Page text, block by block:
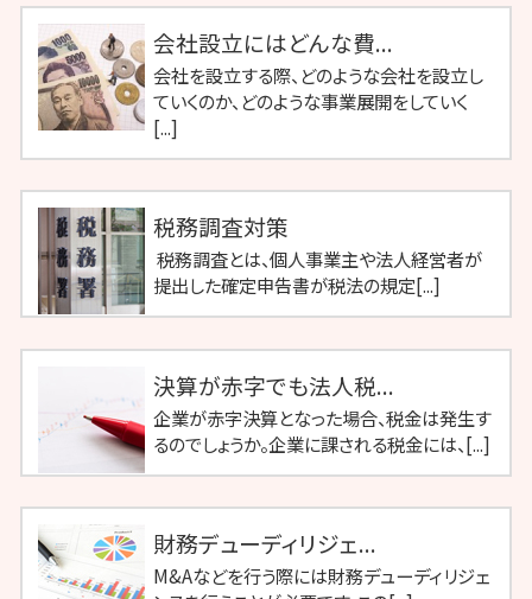
会社設立にはどんな費...
会社を設立する際、どのような会社を設立し
ていくのか、どのような事業展開をしていく
[...]
税務調査対策
税務調査とは、個人事業主や法人経営者が
提出した確定申告書が税法の規定[...]
決算が赤字でも法人税...
企業が赤字決算となった場合、税金は発生す
るのでしょうか。企業に課される税金には、[...]
財務デューディリジェ...
M&Aなどを行う際には財務デューディリジェ